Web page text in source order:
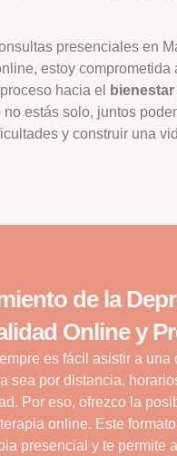
presenciales en
estoy comprometida
hacia el
no estás solo, juntos
y construir una
de la
Online y
es fácil asistir a una
sea por distancia,
Por eso, ofrezco la
online. Este
presencial y te permite